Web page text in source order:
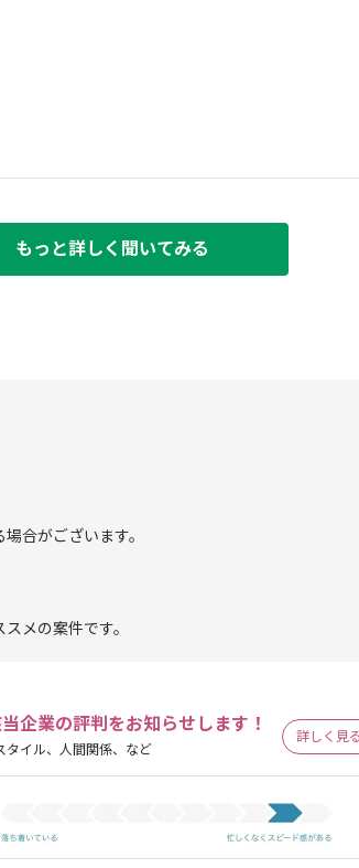
もっと詳しく聞いてみる
合がございます。
メの案件です。
企業の評判をお知らせします！
タイル、人間関係、など
詳しく見